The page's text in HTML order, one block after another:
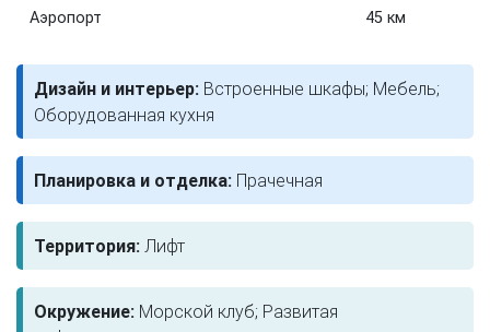
Аэропорт 45 км
Дизайн и интерьер: Встроенные шкафы; Мебель;
Оборудованная кухня
Планировка и отделка: Прачечная
Территория: Лифт
Окружение: Морской клуб; Развитая